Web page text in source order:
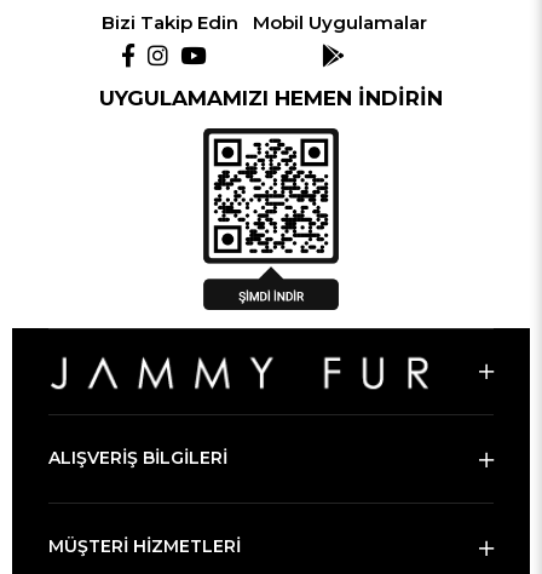
Bizi Takip Edin Mobil Uygulamalar
UYGULAMAMIZI HEMEN İNDİRİN
ALIŞVERİŞ BİLGİLERİ
MÜŞTERİ HİZMETLERİ